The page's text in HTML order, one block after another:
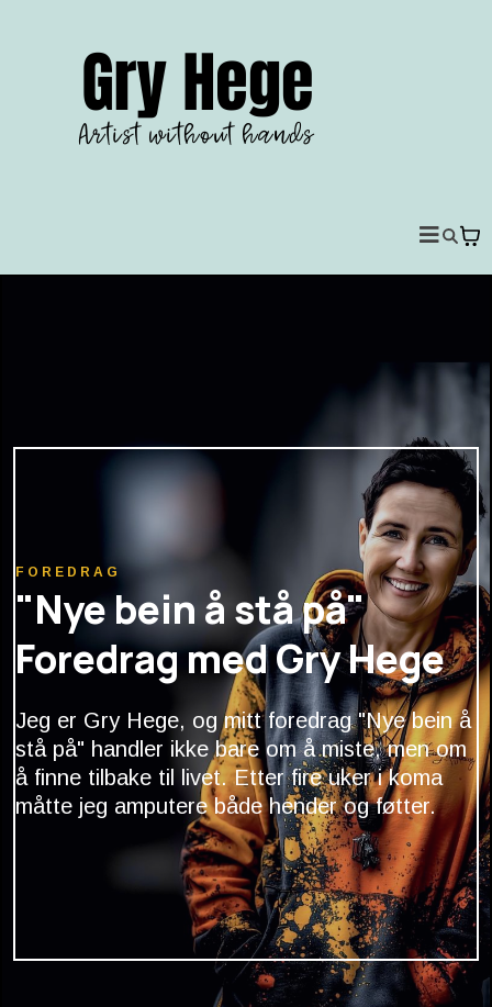
FOREDRAG
"Nye bein å stå på"
Foredrag med Gry Hege
Jeg er Gry Hege, og mitt foredrag "Nye bein å
stå på" handler ikke bare om å miste, men om
å finne tilbake til livet. Etter fire uker i koma
måtte jeg amputere både hender og føtter.